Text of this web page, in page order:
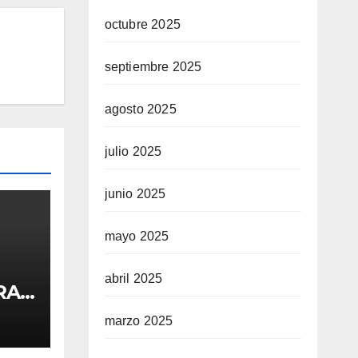
octubre 2025
septiembre 2025
agosto 2025
julio 2025
junio 2025
mayo 2025
abril 2025
marzo 2025